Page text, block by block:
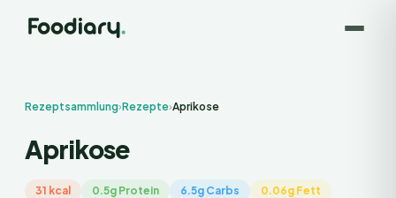
Rezeptsammlung›Rezepte›Aprikose
Aprikose
31 kcal 0.5g Protein 6.5g Carbs 0.06g Fett